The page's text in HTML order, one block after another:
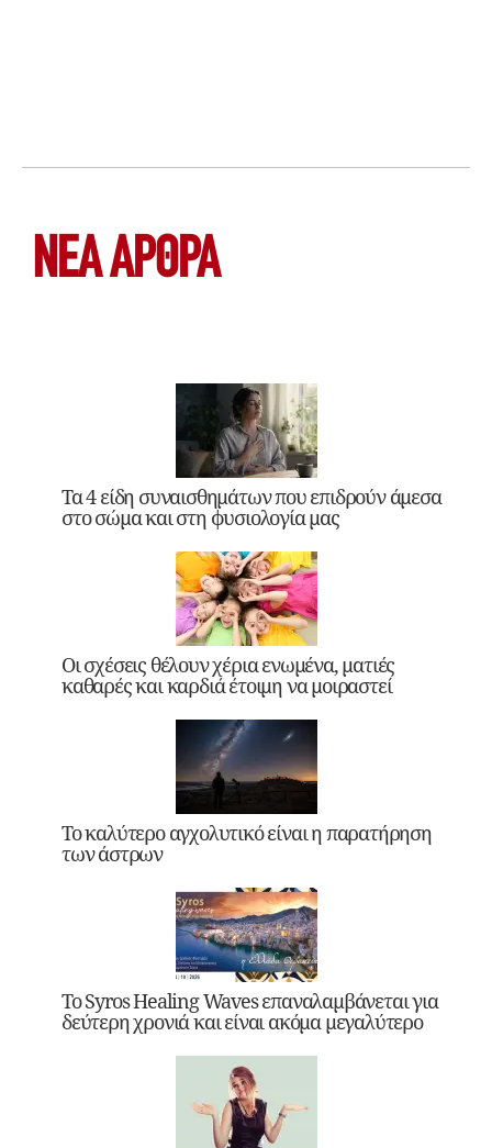
ΝΕΑ ΆΡΘΡΑ
Τα 4 είδη συναισθημάτων που επιδρούν άμεσα
στο σώμα και στη φυσιολογία μας
Οι σχέσεις θέλουν χέρια ενωμένα, ματιές
καθαρές και καρδιά έτοιμη να μοιραστεί
Το καλύτερο αγχολυτικό είναι η παρατήρηση
των άστρων
Το Syros Healing Waves επαναλαμβάνεται για
δεύτερη χρονιά και είναι ακόμα μεγαλύτερο